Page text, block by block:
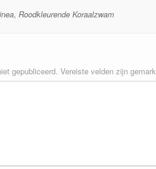
, Roodkleurende Koraalzwam
gepubliceerd. Vereiste velden zijn